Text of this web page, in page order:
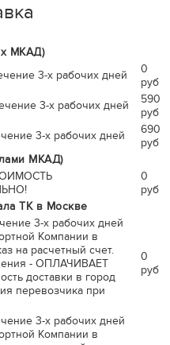
МКАД)
3-х рабочих дней
0
руб
3-х рабочих дней
590
руб
3-х рабочих дней
690
руб
МКАД)
0
руб
ТК в Москве
3-х рабочих дней
Компании в
на расчетный счет.
- ОПЛАЧИВАЕТ
доставки в город
перевозчика при
0
руб
3-х рабочих дней
Компании в